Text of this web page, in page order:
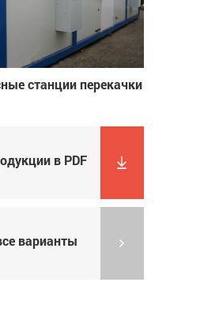
станции перекачки
в PDF
варианты